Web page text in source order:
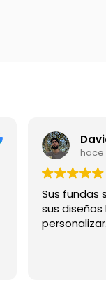
hace
Sus fundas
sus